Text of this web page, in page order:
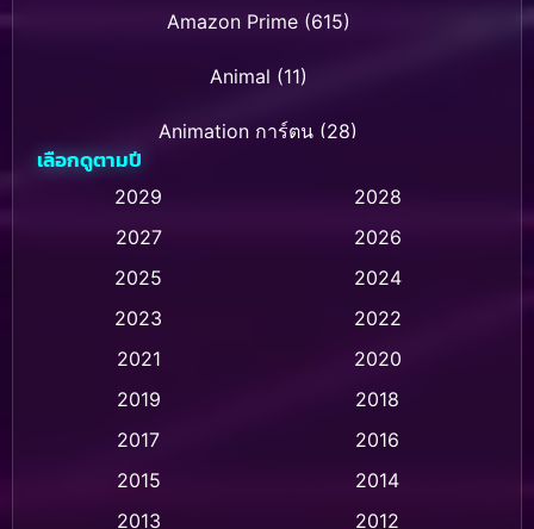
Amazon Prime(615)
Animal (11)
Animation การ์ตูน (28)
Animation การ์ตูน (237)
Animation การ์ตูน (32)
Animation แอนิเมชัน (1)
Animation แอนิเมชั่น (1)
เลือกดูตามปี
2029
2028
2027
2026
2025
2024
2023
2022
2021
2020
2019
2018
2017
2016
2015
2014
2013
2012